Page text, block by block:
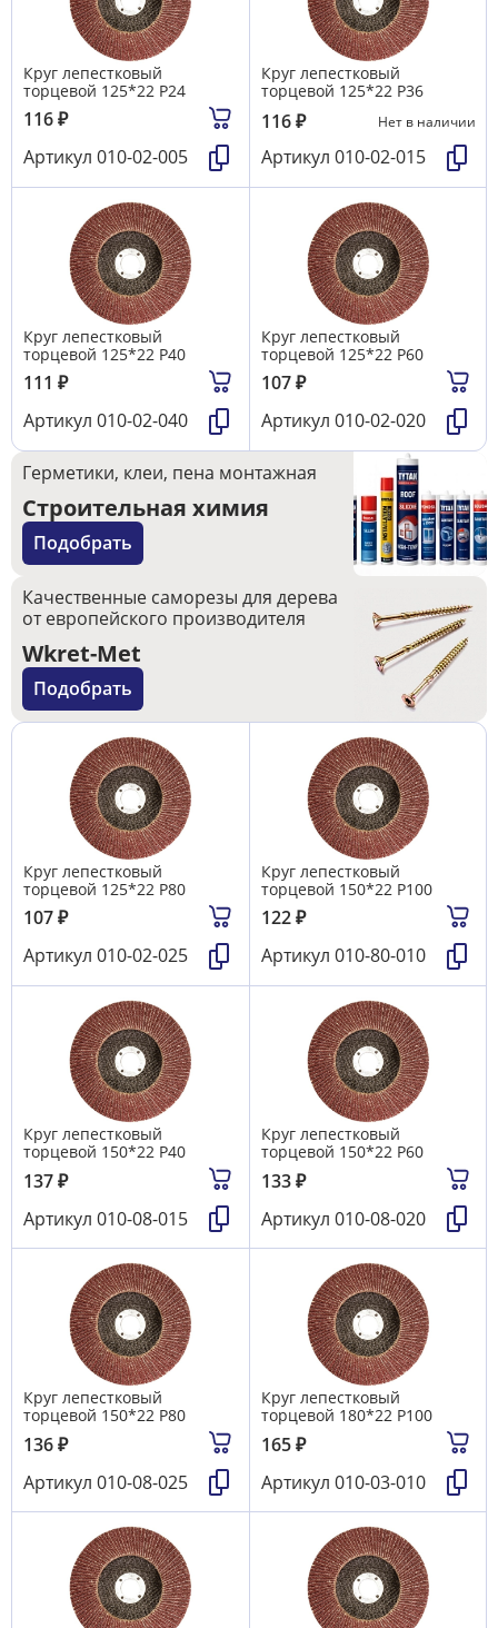
Круг лепестковый
торцевой 125*22 Р24
116₽
Артикул 010-02-005
Круг лепестковый
торцевой 125*22 Р36
116₽ Нет в наличии
Артикул 010-02-015
Круг лепестковый
торцевой 125*22 Р40
111 ₽
Артикул 010-02-040
Круг лепестковый
торцевой 125*22 Р60
107₽
Артикул 010-02-020
Герметики, клеи, пена монтажная
Строительная химия
Подобрать
Качественные саморезы для дерева
от европейского производителя
Wkret-Met
Подобрать
Круг лепестковый
торцевой 125*22 Р80
107₽
Артикул 010-02-025
Круг лепестковый
торцевой 150*22 Р100
122₽
Артикул 010-80-010
Круг лепестковый
торцевой 150*22 Р40
137₽
Артикул 010-08-015
Круг лепестковый
торцевой 150*22 Р60
133₽
Артикул 010-08-020
Круг лепестковый
торцевой 150*22 Р80
136₽
Артикул 010-08-025
Круг лепестковый
торцевой 180*22 Р100
165₽
Артикул 010-03-010